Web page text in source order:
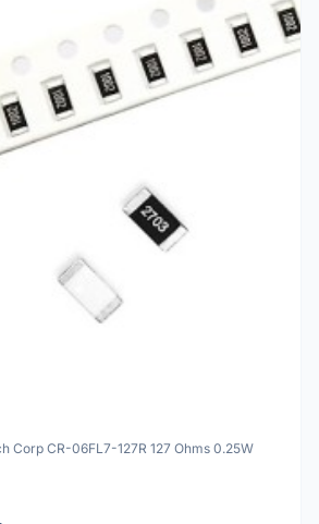
Corp CR-06FL7-127R 127 Ohms 0.25W